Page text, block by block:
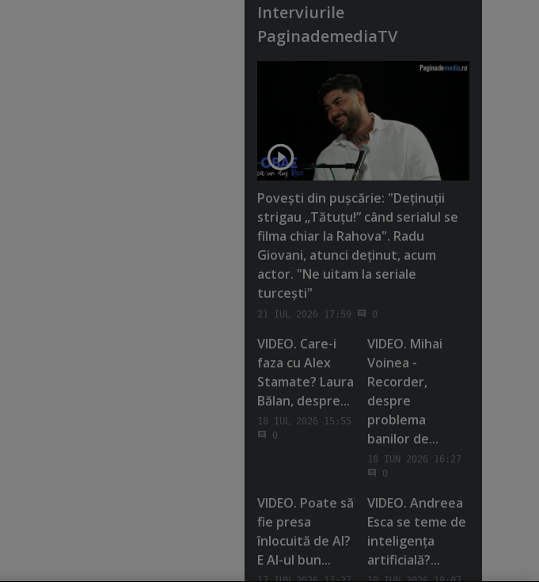
Interviurile
PaginademediaTV
Poveşti din puşcărie: "Deţinuţii
strigau „Tătuţu!” când serialul se
filma chiar la Rahova". Radu
Giovani, atunci deţinut, acum
actor. "Ne uitam la seriale
turceşti"
21 IUL 2026 17:59 0
VIDEO. Care-i
faza cu Alex
Stamate? Laura
Bălan, despre...
18 IUL 2026 15:55
0
VIDEO. Mihai
Voinea -
Recorder,
despre
problema
banilor de...
18 IUN 2026 16:27
0
VIDEO. Poate să
fie presa
înlocuită de AI?
E AI-ul bun...
VIDEO. Andreea
Esca se teme de
inteligenţa
artificială?...